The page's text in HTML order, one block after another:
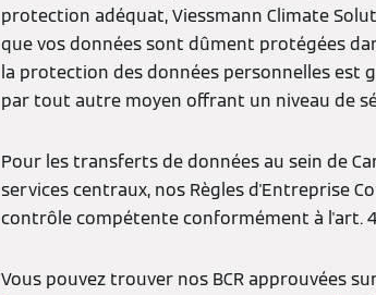
protection adéquat, Viessmann Climate
que vos données sont dûment protégées
la protection des données personnelles
par tout autre moyen offrant un niveau de
Pour les transferts de données au sein de
services centraux, nos Règles d'Entreprise
contrôle compétente conformément à l'art.
Vous pouvez trouver nos BCR approuvées